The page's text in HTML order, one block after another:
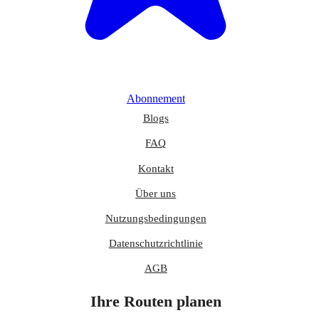
Abonnement
Blogs
FAQ
Kontakt
Über uns
Nutzungsbedingungen
Datenschutzrichtlinie
AGB
Ihre Routen planen